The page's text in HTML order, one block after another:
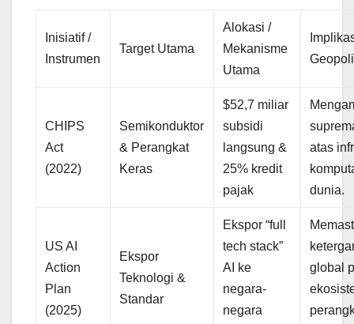
Inisiatif /
Instrumen
Target Utama
Alokasi /
Mekanisme
Utama
CHIPS
Act
(2022)
Semikonduktor
& Perangkat
Keras
$52,7 miliar
subsidi
langsung &
25% kredit
pajak
atas
dunia.
US AI
Action
Plan
(2025)
Ekspor
Teknologi &
Standar
Ekspor “full
tech stack”
AI ke
negara-
negara
global